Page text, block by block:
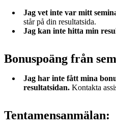
Jag vet inte var mitt
står på din resultatsida.
Jag kan inte hitta min
Bonuspoäng från
Jag har inte fått mina
resultatsidan. Kontakta
Tentamensanmälan: